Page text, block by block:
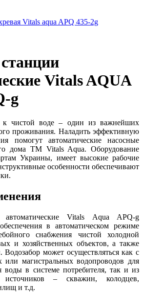
Vitals aqua APQ 435-2g
Vitals AQUA
g
к чистой воде – один из важнейших
проживания. Наладить эффективную
помогут автоматические насосные
дома ТМ Vitals Aqua. Оборудование
Украины, имеет высокие рабочие
особенности обеспечивают
Vitals Aqua APQ-g
в автоматическом режиме
снабжения чистой холодной
и хозяйственных объектов, а также
Водозабор может осуществляться как с
или магистральных водопроводов для
воды в системе потребителя, так и из
– скважин, колодцев,
и т.д.